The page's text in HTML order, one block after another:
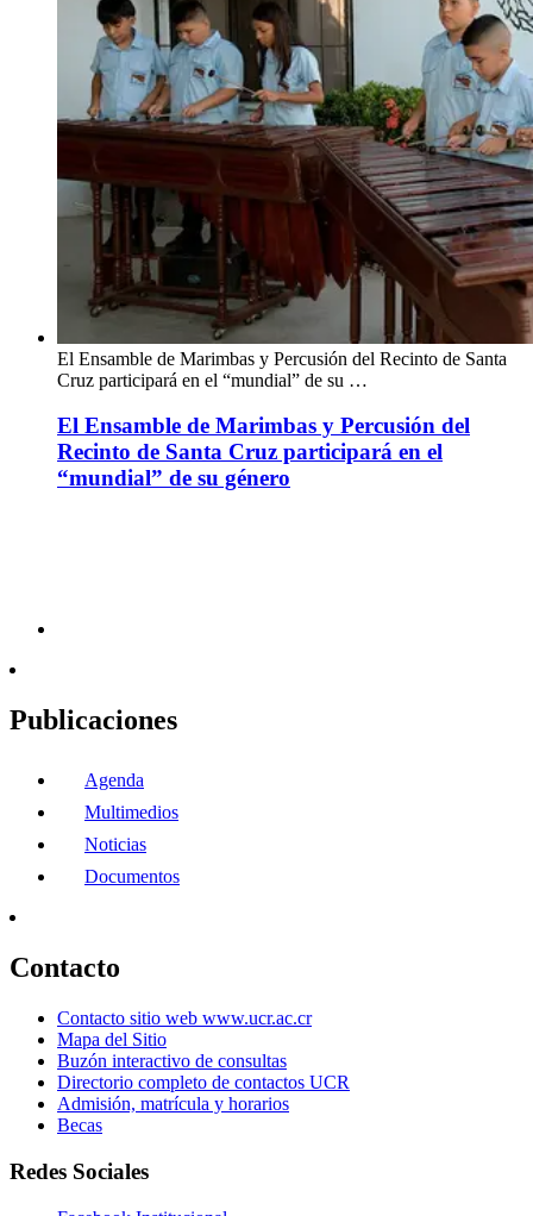
El Ensamble de Marimbas y Percusión del Recinto de Santa
Cruz participará en el “mundial” de su …
El Ensamble de Marimbas y Percusión del
Recinto de Santa Cruz participará en el
“mundial” de su género
Publicaciones
Agenda
Multimedios
Noticias
Documentos
Contacto
Contacto sitio web www.ucr.ac.cr
Mapa del Sitio
Buzón interactivo de consultas
Directorio completo de contactos UCR
Admisión, matrícula y horarios
Becas
Redes Sociales